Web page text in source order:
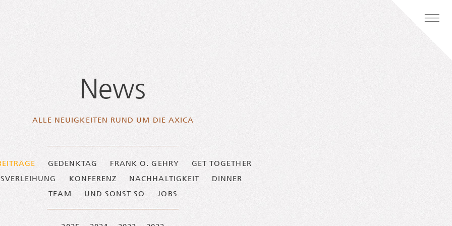
News
ALLE NEU­IG­KEI­TEN RUND UM DIE AXICA
GEDENKTAG FRANK O. GEHRY
GET TOGETHER
KONFERENZ NACHHALTIGKEIT
DINNER
TEAM
UND SONST SO JOBS